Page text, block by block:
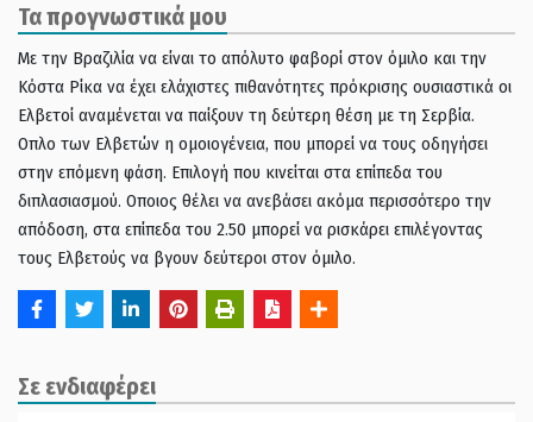
Τα προγνωστικά μου
Με την Βραζιλία να είναι το απόλυτο φαβορί στον όμιλο και την
Κόστα Ρίκα να έχει ελάχιστες πιθανότητες πρόκρισης ουσιαστικά οι
Ελβετοί αναμένεται να παίξουν τη δεύτερη θέση με τη Σερβία.
Οπλο των Ελβετών η ομοιογένεια, που μπορεί να τους οδηγήσει
στην επόμενη φάση. Επιλογή που κινείται στα επίπεδα του
διπλασιασμού. Οποιος θέλει να ανεβάσει ακόμα περισσότερο την
απόδοση, στα επίπεδα του 2.50 μπορεί να ρισκάρει επιλέγοντας
τους Ελβετούς να βγουν δεύτεροι στον όμιλο.
Σε ενδιαφέρει